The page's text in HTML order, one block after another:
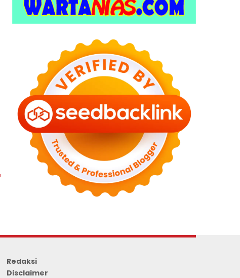
Redaksi
Disclaimer